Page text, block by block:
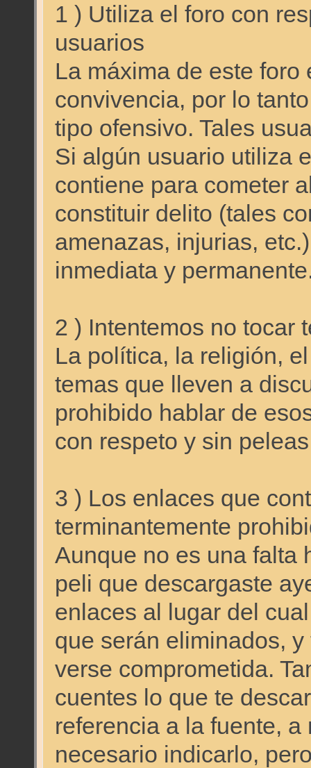
1 ) Utiliza el foro con
usuarios
La máxima de este
convivencia, por lo
tipo ofensivo. Tales
Si algún usuario utiliza
contiene para cometer
constituir delito (tales
amenazas, injurias,
inmediata y
2 ) Intentemos no tocar
La política, la religión,
temas que lleven a
prohibido hablar de
con respeto y sin
3 ) Los enlaces que
terminantemente
Aunque no es una falta
peli que descargaste
enlaces al lugar del
que serán eliminados,
verse comprometida.
cuentes lo que te
referencia a la fuente,
necesario indicarlo,